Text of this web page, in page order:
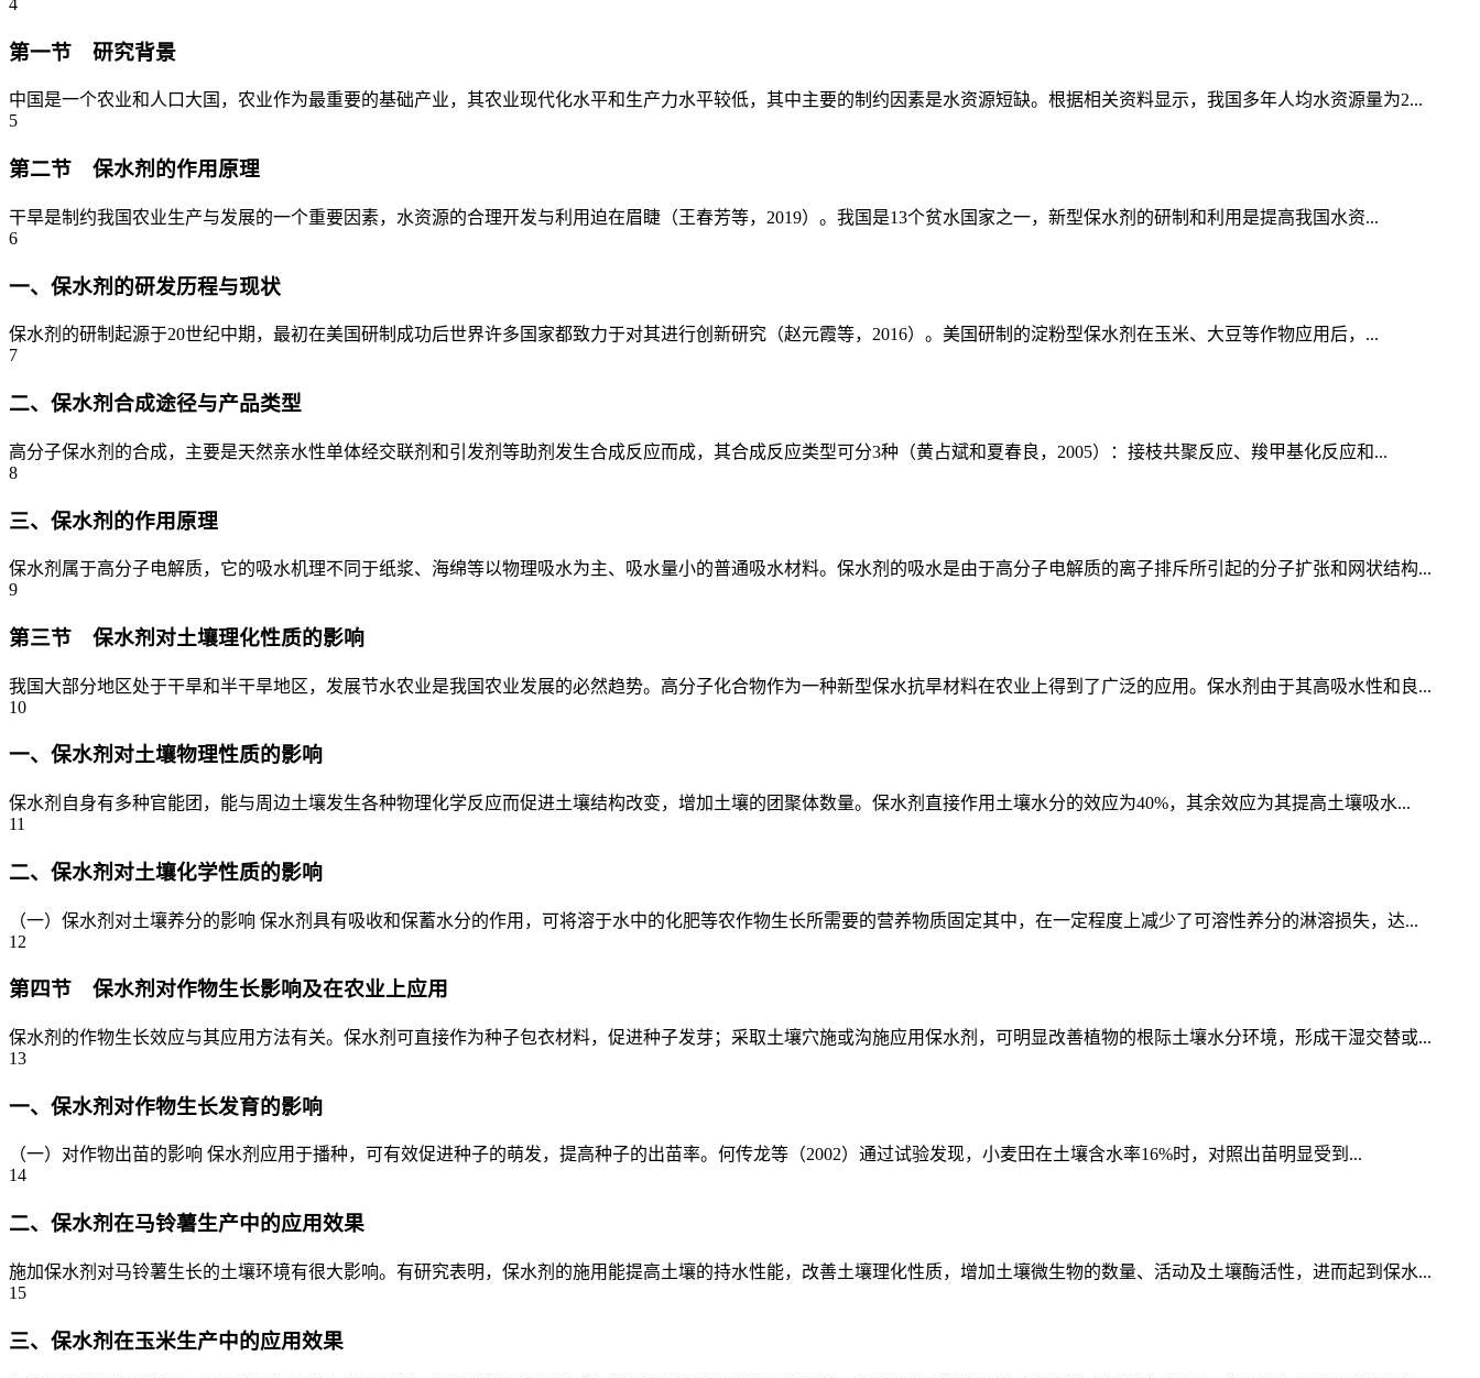
4
第一节 研究背景
中国是一个农业和人口大国，农业作为最重要的基础产业，其农业现代化水平和生产力水平较低，其中主要的制约因素是水资源短缺。根据相关资料显示，我国多年人均水资源量为2...
5
第二节 保水剂的作用原理
干旱是制约我国农业生产与发展的一个重要因素，水资源的合理开发与利用迫在眉睫（王春芳等，2019）。我国是13个贫水国家之一，新型保水剂的研制和利用是提高我国水资...
6
一、保水剂的研发历程与现状
保水剂的研制起源于20世纪中期，最初在美国研制成功后世界许多国家都致力于对其进行创新研究（赵元霞等，2016）。美国研制的淀粉型保水剂在玉米、大豆等作物应用后，...
7
二、保水剂合成途径与产品类型
高分子保水剂的合成，主要是天然亲水性单体经交联剂和引发剂等助剂发生合成反应而成，其合成反应类型可分3种（黄占斌和夏春良，2005）：接枝共聚反应、羧甲基化反应和...
8
三、保水剂的作用原理
保水剂属于高分子电解质，它的吸水机理不同于纸浆、海绵等以物理吸水为主、吸水量小的普通吸水材料。保水剂的吸水是由于高分子电解质的离子排斥所引起的分子扩张和网状结构...
9
第三节 保水剂对土壤理化性质的影响
我国大部分地区处于干旱和半干旱地区，发展节水农业是我国农业发展的必然趋势。高分子化合物作为一种新型保水抗旱材料在农业上得到了广泛的应用。保水剂由于其高吸水性和良...
10
一、保水剂对土壤物理性质的影响
保水剂自身有多种官能团，能与周边土壤发生各种物理化学反应而促进土壤结构改变，增加土壤的团聚体数量。保水剂直接作用土壤水分的效应为40%，其余效应为其提高土壤吸水...
11
二、保水剂对土壤化学性质的影响
（一）保水剂对土壤养分的影响 保水剂具有吸收和保蓄水分的作用，可将溶于水中的化肥等农作物生长所需要的营养物质固定其中，在一定程度上减少了可溶性养分的淋溶损失，达...
12
第四节 保水剂对作物生长影响及在农业上应用
保水剂的作物生长效应与其应用方法有关。保水剂可直接作为种子包衣材料，促进种子发芽；采取土壤穴施或沟施应用保水剂，可明显改善植物的根际土壤水分环境，形成干湿交替或...
13
一、保水剂对作物生长发育的影响
（一）对作物出苗的影响 保水剂应用于播种，可有效促进种子的萌发，提高种子的出苗率。何传龙等（2002）通过试验发现，小麦田在土壤含水率16%时，对照出苗明显受到...
14
二、保水剂在马铃薯生产中的应用效果
施加保水剂对马铃薯生长的土壤环境有很大影响。有研究表明，保水剂的施用能提高土壤的持水性能，改善土壤理化性质，增加土壤微生物的数量、活动及土壤酶活性，进而起到保水...
15
三、保水剂在玉米生产中的应用效果